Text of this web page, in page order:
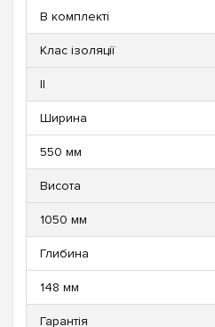
В комплекті
Клас ізоляції
ll
Ширина
550 мм
Висота
1050 мм
Глибина
148 мм
Гарантія